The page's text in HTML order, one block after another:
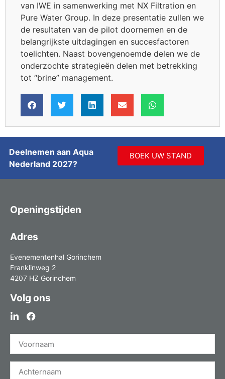
van IWE in samenwerking met NX Filtration en
Pure Water Group. In deze presentatie zullen we
de resultaten van de pilot doornemen en de
belangrijkste uitdagingen en succesfactoren
toelichten. Naast bovengenoemde delen we de
onderzochte strategieën delen met betrekking
tot “brine” management.
Deelnemen aan Aqua
Nederland 2027?
BOEK UW STAND
Openingstijden
Adres
Evenementenhal Gorinchem
Franklinweg 2
4207 HZ Gorinchem
Volg ons